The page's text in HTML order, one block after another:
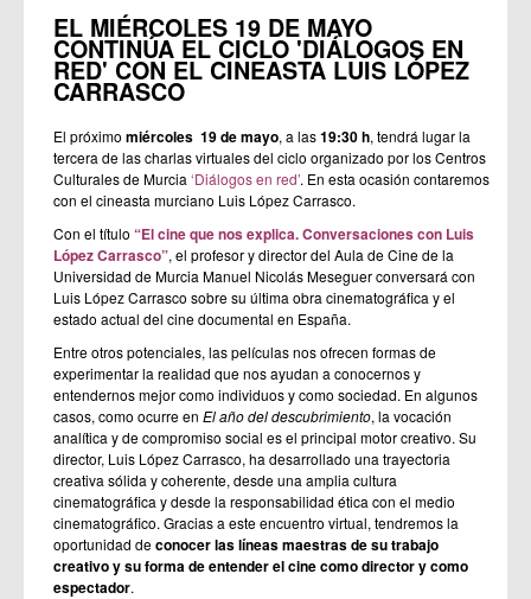
EL MIÉRCOLES 19 DE MAYO
CONTINÚA EL CICLO 'DIÁLOGOS EN
RED' CON EL CINEASTA LUIS LÓPEZ
CARRASCO
El próximo miércoles 19 de mayo, a las19:30 h, tendrá lugar la
tercera de las charlas virtuales del ciclo organizado por los Centros
Culturales de Murcia ‘Diálogos en red’. En esta ocasión contaremos
con el cineasta murciano Luis López Carrasco.
Con el título “El cine que nos explica. Conversaciones con Luis
López Carrasco”, el profesor y director del Aula de Cine de la
Universidad de Murcia Manuel Nicolás Meseguer conversará con
Luis López Carrasco sobre su última obra cinematográfica y el
estado actual del cine documental en España.
Entre otros potenciales, las películas nos ofrecen formas de
experimentar la realidad que nos ayudan a conocernos y
entendernos mejor como individuos y como sociedad. En algunos
casos, como ocurre en El año del descubrimiento, la vocación
analítica y de compromiso social es el principal motor creativo. Su
director, Luis López Carrasco, ha desarrollado una trayectoria
creativa sólida y coherente, desde una amplia cultura
cinematográfica y desde la responsabilidad ética con el medio
cinematográfico. Gracias a este encuentro virtual, tendremos la
oportunidad deconocer las líneas maestras de su trabajo
creativo y su forma de entender el cine como director y como
espectador.